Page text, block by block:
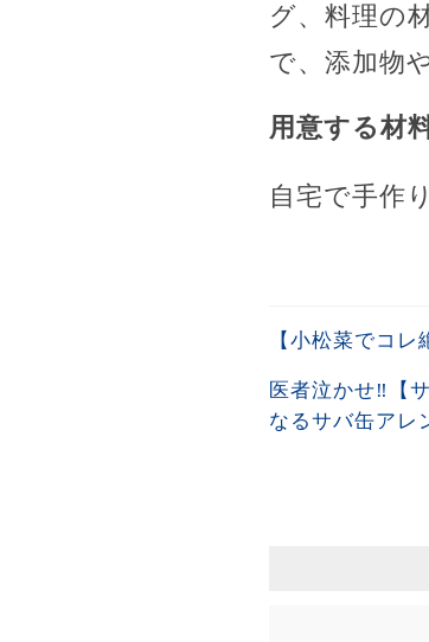
グ、料理の
で、添加物
用意する材
自宅で手作
【小松菜でコ
医者泣かせ‼︎【
なるサバ缶アレ